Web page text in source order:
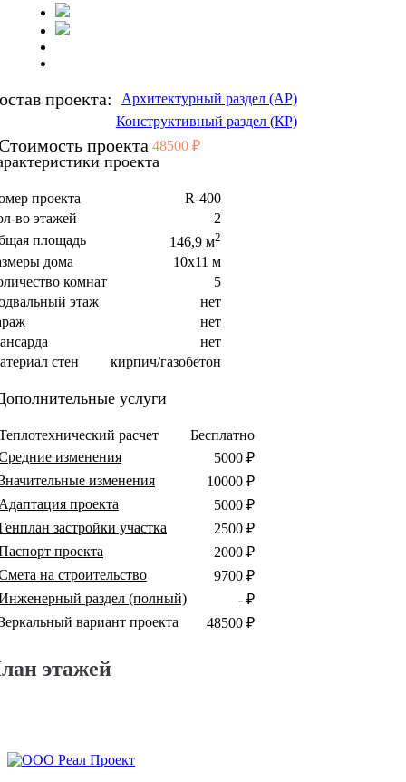
проекта:
Архитектурный раздел (АР)
Конструктивный раздел (КР)
проекта 48500 ₽
проекта
проекта
R-400
во этажей
2
площадь
146,9 м2
дома
10x11 м
комнат
5
этаж
нет
нет
нет
стен
кирпич/газобетон
услуги
расчет
Бесплатно
изменения
5000 ₽
изменения
10000 ₽
проекта
5000 ₽
застройки участка
2500 ₽
проекта
2000 ₽
на строительство
9700 ₽
раздел (полный)
- ₽
вариант проекта
48500 ₽
этажей